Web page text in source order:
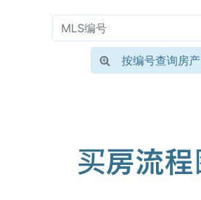
按编号查询房产